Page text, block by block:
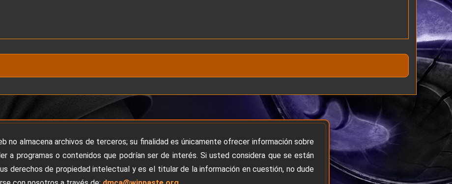
no almacena archivos de terceros; su finalidad es únicamente ofrecer información sobre
a programas o contenidos que podrían ser de interés. Si usted considera que se están
derechos de propiedad intelectual y es el titular de la información en cuestión, no dude